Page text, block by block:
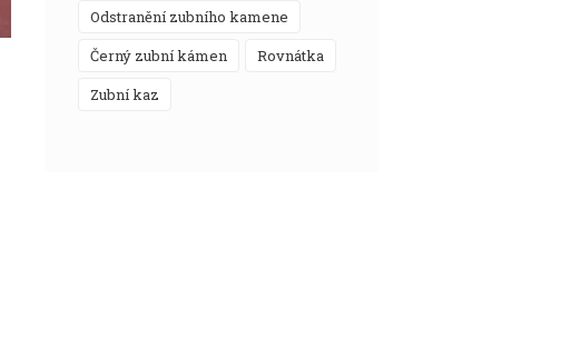
odstranění zubního kamene
černý zubní kámen
rovnátka
zubní kaz